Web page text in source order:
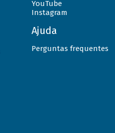
YouTube
Instagram
Ajuda
Perguntas frequentes